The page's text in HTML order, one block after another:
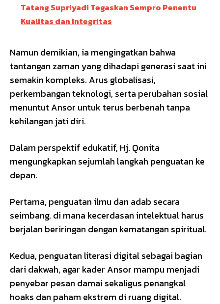
Tatang Supriyadi Tegaskan Sempro Penentu
Kualitas dan Integritas
Namun demikian, ia mengingatkan bahwa
tantangan zaman yang dihadapi generasi saat ini
semakin kompleks. Arus globalisasi,
perkembangan teknologi, serta perubahan sosial
menuntut Ansor untuk terus berbenah tanpa
kehilangan jati diri.
Dalam perspektif edukatif, Hj. Qonita
mengungkapkan sejumlah langkah penguatan ke
depan.
Pertama, penguatan ilmu dan adab secara
seimbang, di mana kecerdasan intelektual harus
berjalan beriringan dengan kematangan spiritual.
Kedua, penguatan literasi digital sebagai bagian
dari dakwah, agar kader Ansor mampu menjadi
penyebar pesan damai sekaligus penangkal
hoaks dan paham ekstrem di ruang digital.